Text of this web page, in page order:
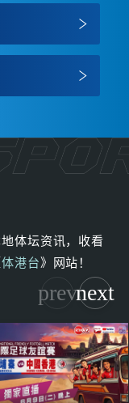
体坛资讯，收看
体港台》网站！